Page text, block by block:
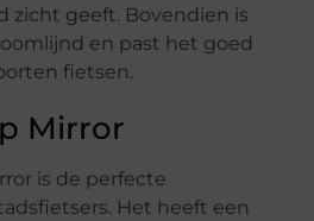
zicht geeft. Bovendien is
en past het goed
fietsen.
Mirror
is de perfecte
Het heeft een